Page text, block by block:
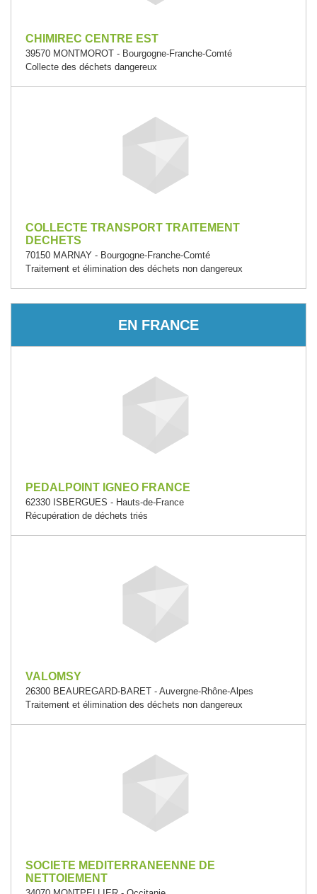
CHIMIREC CENTRE EST
39570 MONTMOROT - Bourgogne-Franche-Comté
Collecte des déchets dangereux
COLLECTE TRANSPORT TRAITEMENT
DECHETS
70150 MARNAY - Bourgogne-Franche-Comté
Traitement et élimination des déchets non dangereux
EN FRANCE
PEDALPOINT IGNEO FRANCE
62330 ISBERGUES - Hauts-de-France
Récupération de déchets triés
VALOMSY
26300 BEAUREGARD-BARET - Auvergne-Rhône-Alpes
Traitement et élimination des déchets non dangereux
SOCIETE MEDITERRANEENNE DE
NETTOIEMENT